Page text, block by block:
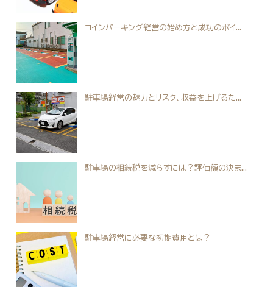
コインパーキング経営の始め方と成功のポイ...
駐車場経営の魅力とリスク、収益を上げるた...
駐車場の相続税を減らすには？評価額の決ま...
駐車場経営に必要な初期費用とは？